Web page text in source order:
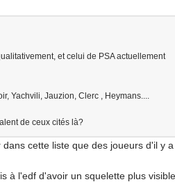
et celui de PSA actuellement
Yachvili, Jauzion, Clerc , Heymans....
de ceux cités là?
cette liste que des joueurs d'il y
à l'edf d'avoir un squelette plus